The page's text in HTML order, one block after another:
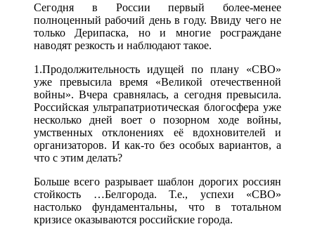
Сегодня в России первый более-менее
полноценный рабочий день в году. Ввиду чего не
только Дерипаска, но и многие росграждане
наводят резкость и наблюдают такое.
1.Продолжительность идущей по плану «СВО»
уже превысила время «Великой отечественной
войны». Вчера сравнялась, а сегодня превысила.
Российская ультрапатриотическая блогосфера уже
несколько дней воет о позорном ходе войны,
умственных отклонениях её вдохновителей и
организаторов. И как-то без особых вариантов, а
что с этим делать?
Больше всего разрывает шаблон дорогих россиян
стойкость …Белгорода. Т.е., успехи «СВО»
настолько фундаментальны, что в тотальном
кризисе оказываются российские города.